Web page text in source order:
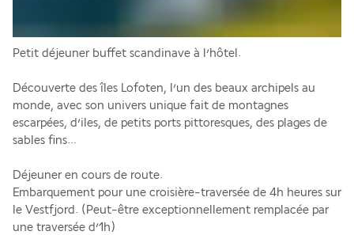
Petit déjeuner buffet scandinave à l’hôtel.
Découverte des îles Lofoten, l’un des beaux archipels au
monde, avec son univers unique fait de montagnes
escarpées, d’iles, de petits ports pittoresques, des plages de
sables fins…
Déjeuner en cours de route.
Embarquement pour une croisière-traversée de 4h heures sur
le Vestfjord. (Peut-être exceptionnellement remplacée par
une traversée d’1h)